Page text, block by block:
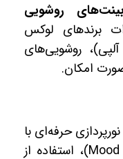
روشویی
برندهای لوکس
روشویی‌های
امکان.
حرفه‌ای با
سناریوهای مختلف (Mood Lighting)، استفاده از